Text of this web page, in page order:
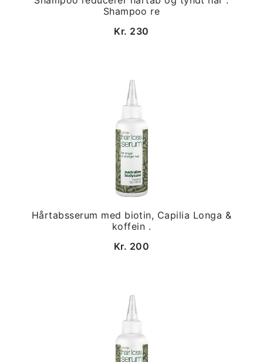
Shampoo re
Kr. 230
Hårtabsserum med biotin, Capilia Longa &
koffein .
Kr. 200